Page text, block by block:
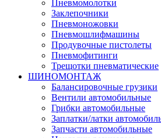
Пневмомолотки
Заклепочники
Пневмоножовки
Пневмошлифмашины
Продувочные пистолеты
Пневмофитинги
Трещотки пневматические
ШИНОМОНТАЖ
Балансировочные грузики
Вентили автомобильные
Грибки автомобильные
Заплатки/латки
Запчасти автомобильные